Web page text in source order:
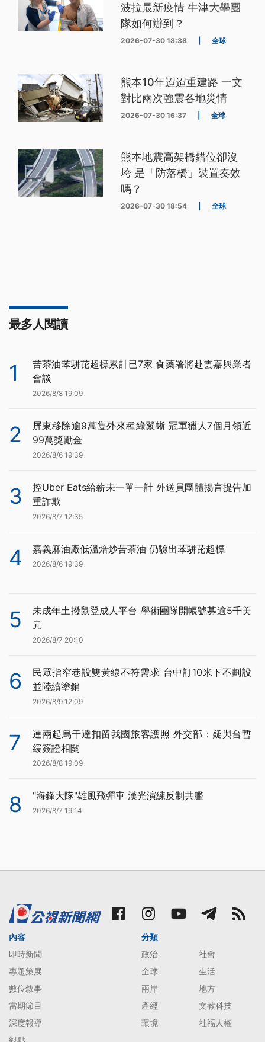
波拉最新疫情 牛津大學團
隊如何辦到？
2026-07-30 18:38 全球
熊本10年迢迢重建路 一文
對比兩次強震各地災情
2026-07-30 16:37 全球
熊本地震高架橋錯位卻沒
垮 是「防落橋」裝置奏效
嗎？
2026-07-30 18:54 全球
最多人閱讀
1
苦茶油苯駢芘超標累計已7家 食藥署將赴雲嘉與業者
會談
2026/8/8 19:09
2
屏東移除逾9萬隻外來種綠鬣蜥 冠軍獵人7個月領近
99萬獎勵金
2026/8/6 19:39
3
控Uber Eats給薪未一單一計 外送員團體揚言提告加
重詐欺
2026/8/7 12:35
4 嘉義麻油廠低溫焙炒苦茶油 仍驗出苯駢芘超標
2026/8/6 19:39
5
未成年土撥鼠登成人平台 學術團隊開帳號募逾5千美
元
2026/8/7 20:10
6
民眾指窄巷設雙黃線不符需求 台中訂10米下不劃設
並陸續塗銷
2026/8/9 12:09
7
連兩起烏干達扣留我國旅客護照 外交部：疑與台暫
緩簽證相關
2026/8/8 19:09
8 "海鋒大隊"雄風飛彈車 漢光演練反制共艦
2026/8/7 19:14
內容
即時新聞
專題策展
數位敘事
當期節目
深度報導
觀點
分類
政治
社會
全球
生活
兩岸
地方
產經
文教科技
環境
社福人權